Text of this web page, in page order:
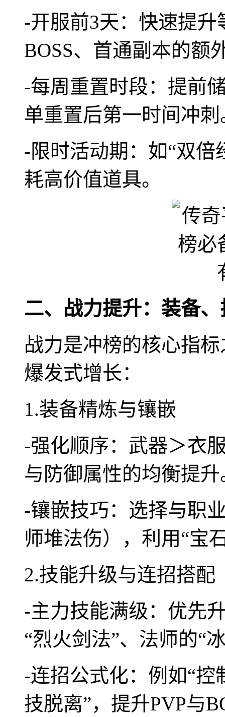
-开服前3天：快速提
BOSS、首通副本的额
-每周重置时段：提前
单重置后第一时间冲刺
-限时活动期：如“双倍
耗高价值道具。
二、战力提升：装备
战力是冲榜的核心指
爆发式增长：
1.装备精炼与镶嵌
-强化顺序：武器＞衣
与防御属性的均衡提升
-镶嵌技巧：选择与职
师堆法伤），利用“宝
2.技能升级与连招搭配
-主力技能满级：优先
“烈火剑法”、法师的“
-连招公式化：例如“
技脱离”，提升PVP与